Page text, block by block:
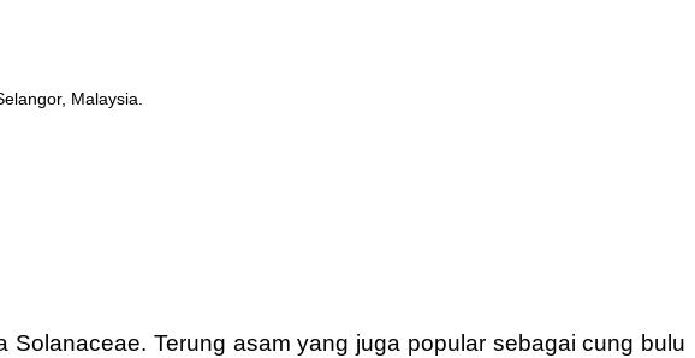
Malaysia.
Terung asam yang juga popular sebagai cung bulu